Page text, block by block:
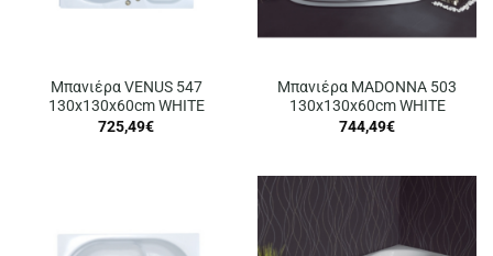
Μπανιέρα VENUS 547
130x130x60cm WHITE
725,49€
Μπανιέρα MADONNA 503
130x130x60cm WHITE
744,49€